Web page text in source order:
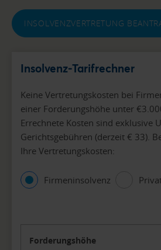
INSOLVENZVERTRETUNG
Insolvenz-Tarifrechner
Keine Vertretungskosten bei
einer Forderungshöhe unter
Errechnete Kosten sind exklusive
Gerichtsgebühren (derzeit € 33).
Ihre Vertretungskosten:
Firmeninsolvenz
Forderungshöhe